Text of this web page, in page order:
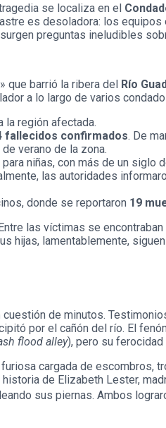
se localiza en el
es desoladora: los
preguntas ineludibles
que barrió la ribera del Río
a lo largo de varios
la región afectada.
fallecidos confirmados. De
verano de la zona.
niñas, con más de un
las autoridades
donde se reportaron 19
las víctimas se
hijas, lamentablemente,
de minutos.
por el cañón del río. El
flood alley), pero su
cargada de
de Elizabeth Lester,
sus piernas. Ambos